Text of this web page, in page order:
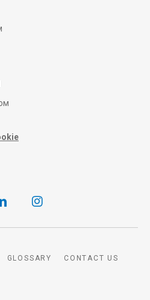
GLOSSARY
CONTACT US